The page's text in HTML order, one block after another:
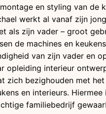
en styling van de
werkt al vanaf zijn
als zijn vader – groot
de machines en
van zijn vader en
opleiding interieur
zich bezighouden met
en interieurs.
familiebedrijf